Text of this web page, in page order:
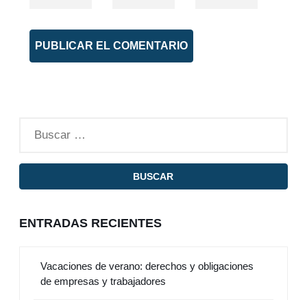
ENTRADAS RECIENTES
Vacaciones de verano: derechos y obligaciones
de empresas y trabajadores